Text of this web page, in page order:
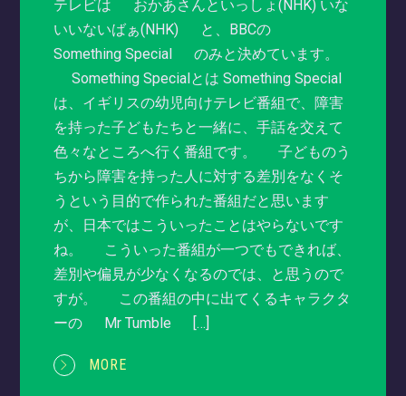
テレビは おかあさんといっしょ(NHK) いな
いいないばぁ(NHK) と、BBCの
Something Special のみと決めています。
Something Specialとは Something Special
は、イギリスの幼児向けテレビ番組で、障害
を持った子どもたちと一緒に、手話を交えて
色々なところへ行く番組です。 子どものう
ちから障害を持った人に対する差別をなくそ
うという目的で作られた番組だと思います
が、日本ではこういったことはやらないです
ね。 こういった番組が一つでもできれば、
差別や偏見が少なくなるのでは、と思うので
すが。 この番組の中に出てくるキャラクタ
ーの Mr Tumble […]
MORE